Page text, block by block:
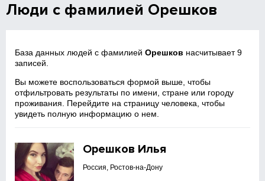
Люди с фамилией Орешков
База данных людей с фамилиейОрешков насчитывает 9
записей.
Вы можете воспользоваться формой выше, чтобы
отфильтровать результаты по имени, стране или городу
проживания. Перейдите на страницу человека, чтобы
увидеть полную информацию о нем.
Орешков Илья
Россия, Ростов-на-Дону